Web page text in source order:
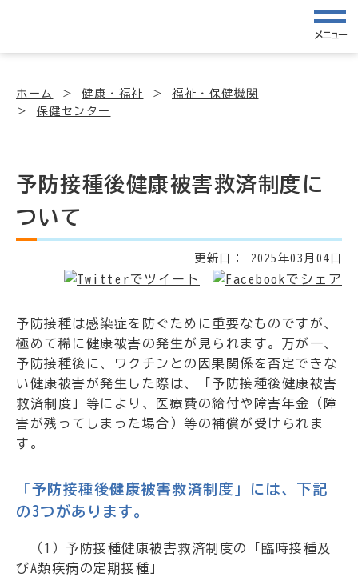
メニュー
ホーム 健康・福祉
福祉・保健機関
保健センター
予防接種後健康被害救済制度に
ついて
更新日： 2025年03月04日
予防接種は感染症を防ぐために重要なものですが、
極めて稀に健康被害の発生が見られます。万が一、
予防接種後に、ワクチンとの因果関係を否定できな
い健康被害が発生した際は、「予防接種後健康被害
救済制度」等により、医療費の給付や障害年金（障
害が残ってしまった場合）等の補償が受けられま
す。
「予防接種後健康被害救済制度」には、下記
の3つがあります。
（1）予防接種健康被害救済制度の「臨時接種及
びA類疾病の定期接種」